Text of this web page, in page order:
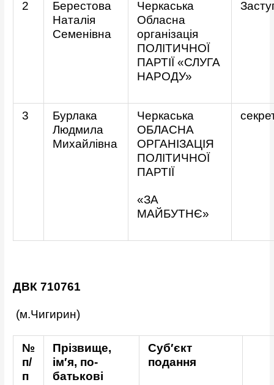
2
Берестова
Наталія
Семенівна
Черкаська
Обласна
організація
ПОЛІТИЧНОЇ
ПАРТІЇ «СЛУГА
НАРОДУ»
3
Бурлака
Людмила
Михайлівна
Черкаська
ОБЛАСНА
ОРГАНІЗАЦІЯ
ПОЛІТИЧНОЇ
ПАРТІЇ
«ЗА
МАЙБУТНЄ»
ДВК 710761
(м.Чигирин)
№
п/
п
Прізвище,
ім′я, по-
батькові
Суб′єкт
подання